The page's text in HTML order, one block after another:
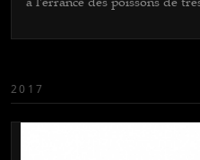
2017